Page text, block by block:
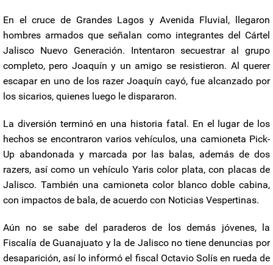
En el cruce de Grandes Lagos y Avenida Fluvial, llegaron
hombres armados que señalan como integrantes del Cártel
Jalisco Nuevo Generación. Intentaron secuestrar al grupo
completo, pero Joaquín y un amigo se resistieron. Al querer
escapar en uno de los razer Joaquín cayó, fue alcanzado por
los sicarios, quienes luego le dispararon.
La diversión terminó en una historia fatal. En el lugar de los
hechos se encontraron varios vehículos, una camioneta Pick-
Up abandonada y marcada por las balas, además de dos
razers, así como un vehículo Yaris color plata, con placas de
Jalisco. También una camioneta color blanco doble cabina,
con impactos de bala, de acuerdo con Noticias Vespertinas.
Aún no se sabe del paraderos de los demás jóvenes, la
Fiscalía de Guanajuato y la de Jalisco no tiene denuncias por
desaparición, así lo informó el fiscal Octavio Solís en rueda de